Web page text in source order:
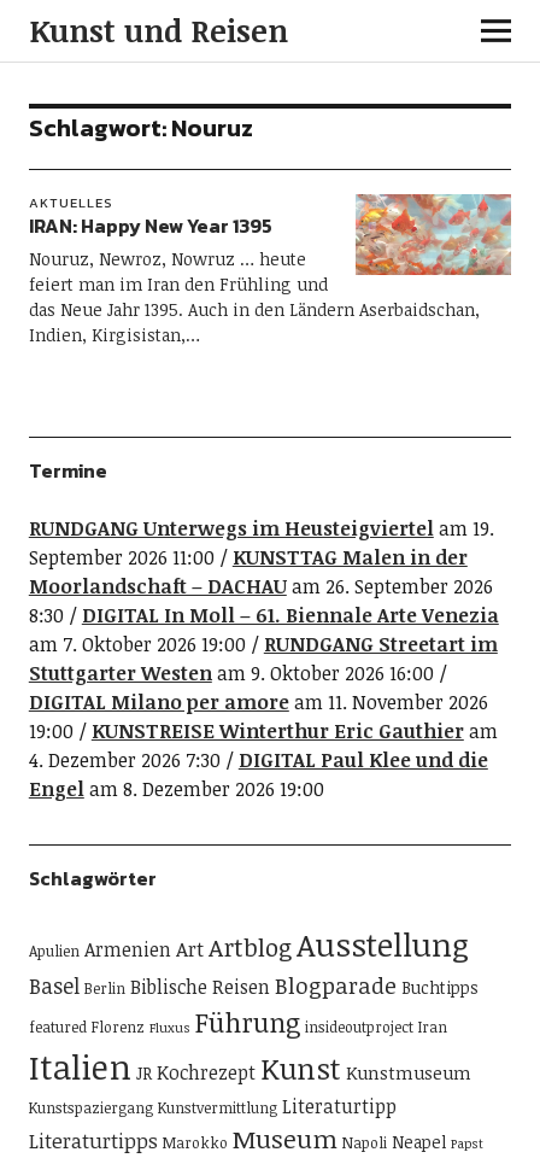
Kunst und Reisen
Schlagwort:Nouruz
AKTUELLES
IRAN: Happy New Year 1395
Nouruz, Newroz, Nowruz … heute
feiert man im Iran den Frühling und
das Neue Jahr 1395. Auch in den Ländern Aserbaidschan,
Indien, Kirgisistan,…
Termine
RUNDGANG Unterwegs im Heusteigviertelam 19.
September 2026 11:00
KUNSTTAG Malen in der
Moorlandschaft – DACHAUam 26. September 2026
8:30
DIGITAL In Moll – 61. Biennale Arte Venezia
am 7. Oktober 2026 19:00
RUNDGANG Streetart im
Stuttgarter Westenam 9. Oktober 2026 16:00
DIGITAL Milano per amoream 11. November 2026
19:00
KUNSTREISE Winterthur Eric Gauthieram
4. Dezember 2026 7:30
DIGITAL Paul Klee und die
Engelam 8. Dezember 2026 19:00
Schlagwörter
Apulien ArmenienArtArtblogAusstellung
Basel Berlin Biblische ReisenBlogparade Buchtipps
featured Florenz Fluxus Führung insideoutproject Iran
Italien JR Kochrezept Kunst Kunstmuseum
Kunstspaziergang Kunstvermittlung Literaturtipp
Literaturtipps Marokko Museum Napoli Neapel Papst